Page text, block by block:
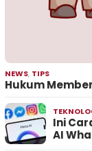
NEWS, TIPS
Hukum
Ini
AI